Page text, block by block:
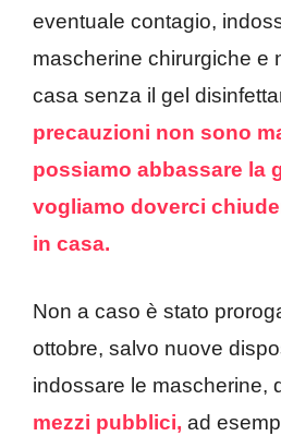
eventuale contagio,
mascherine chirurgiche e
casa senza il gel
precauzioni non sono
possiamo abbassare la
vogliamo doverci
in casa.
Non a caso è stato
ottobre, salvo nuove
indossare le mascherine,
mezzi pubblici, ad